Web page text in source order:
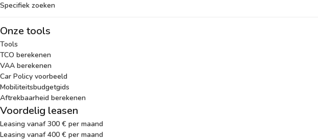
Specifiek zoeken
Onze tools
Tools
TCO berekenen
VAA berekenen
Car Policy voorbeeld
Mobiliteitsbudgetgids
Aftrekbaarheid berekenen
Voordelig leasen
Leasing vanaf 300 € per maand
Leasing vanaf 400 € per maand